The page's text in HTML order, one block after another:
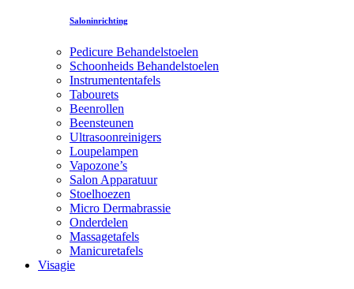
Saloninrichting
Pedicure Behandelstoelen
Schoonheids Behandelstoelen
Instrumententafels
Tabourets
Beenrollen
Beensteunen
Ultrasoonreinigers
Loupelampen
Vapozone’s
Salon Apparatuur
Stoelhoezen
Micro Dermabrassie
Onderdelen
Massagetafels
Manicuretafels
Visagie